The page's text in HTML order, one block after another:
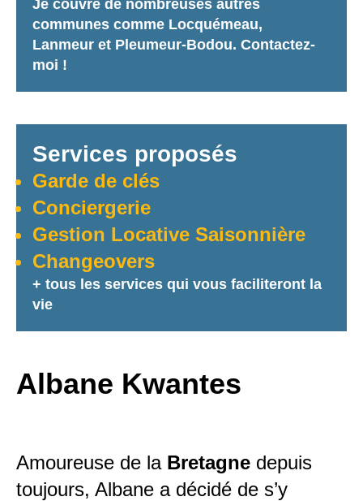
Je couvre de nombreuses autres
communes comme Locquémeau,
Lanmeur et Pleumeur-Bodou. Contactez-
moi !
Services proposés
Garde de clés
Conciergerie
Gestion Locative Saisonnière
Changeovers
+ tous les services qui vous faciliteront la
vie
Albane Kwantes
Amoureuse de la Bretagne depuis
toujours, Albane a décidé de s’y